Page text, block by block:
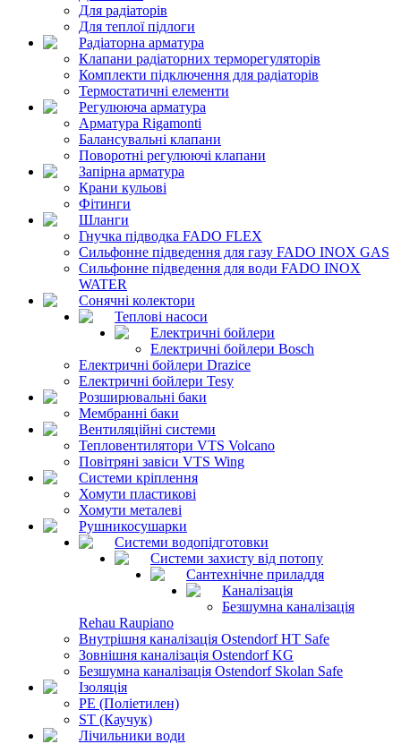
Для радіаторів
Для теплої підлоги
Радіаторна арматура
Клапани радіаторних терморегуляторів
Комплекти підключення для радіаторів
Термостатичні елементи
Регулююча арматура
Арматура Rigamonti
Балансувальні клапани
Поворотні регулюючі клапани
Запірна арматура
Крани кульові
Фітинги
Шланги
Гнучка підводка FADO FLEX
Сильфонне підведення для газу FADO INOX GAS
Сильфонне підведення для води FADO INOX
WATER
Сонячні колектори
Теплові насоси
Електричні бойлери
Електричні бойлери Bosch
Електричні бойлери Drazice
Електричні бойлери Tesy
Розширювальні баки
Мембранні баки
Вентиляційні системи
Тепловентилятори VTS Volcano
Повітряні завіси VTS Wing
Системи кріплення
Хомути пластикові
Хомути металеві
Рушникосушарки
Системи водопідготовки
Системи захисту від потопу
Сантехнічне приладдя
Каналізація
Безшумна каналізація
Rehau Raupiano
Внутрішня каналізація Ostendorf HT Safe
Зовнішня каналізація Ostendorf KG
Безшумна каналізація Ostendorf Skolan Safe
Ізоляція
PE (Поліетилен)
ST (Каучук)
Лічильники води